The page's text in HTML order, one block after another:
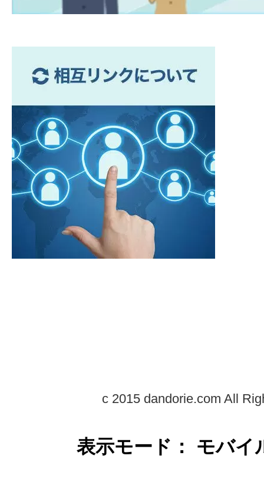
c 2015 dandorie.com All
表示モード： モバ